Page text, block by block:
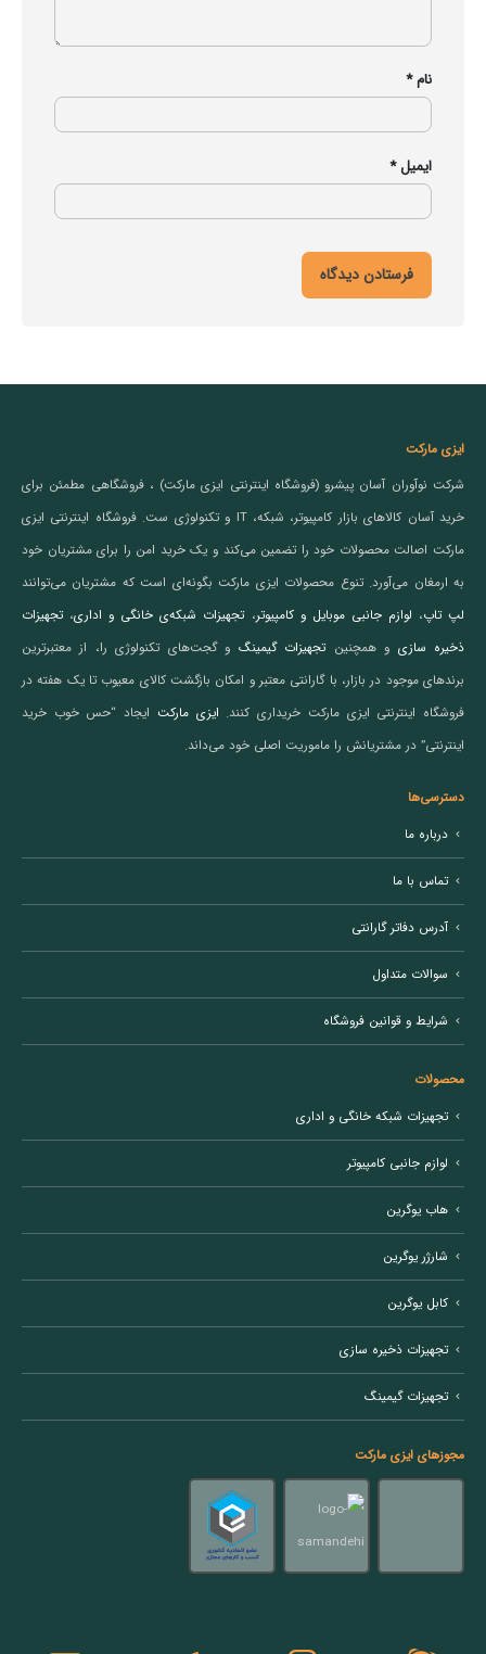
نام*
ایمیل*
ایزی مارکت
شرکت نوآوران آسان پیشرو (فروشگاه اینترنتی ایزی مارکت) ، فروشگاهی مطمئن برای
خرید آسان کالاهای بازار کامپیوتر، شبکه، IT و تکنولوژی ست. فروشگاه اینترنتی ایزی
مارکت اصالت محصولات خود را تضمین می‌کند و یک خرید امن را برای مشتریان خود
به ارمغان می‌آورد. تنوع محصولات ایزی مارکت بگونه‌ای است که مشتریان می‌توانند
لپ تاپ، لوازم جانبی موبایل و کامپیوتر،تجهیزات شبکه‌ی خانگی و اداری،تجهیزات
ذخیره سازی و همچنینتجهیزات گیمینگ و گجت‌های تکنولوژی را، از معتبرترین
برندهای موجود در بازار، با گارانتی معتبر و امکان بازگشت کالای معیوب تا یک هفته در
فروشگاه اینترنتی ایزی مارکت خریداری کنند. ایزی مارکت ایجاد “حس خوب خرید
اینترنتی” در مشتریانش را ماموریت اصلی خود می‌داند.
دسترسی‌ها
درباره ما
تماس با ما
آدرس دفاتر گارانتی
سوالات متداول
شرایط و قوانین فروشگاه
محصولات
تجهیزات شبکه خانگی و اداری
لوازم جانبی کامپیوتر
هاب یوگرین
شارژر یوگرین
کابل یوگرین
تجهیزات ذخیره سازی
تجهیزات گیمینگ
مجوزهای ایزی مارکت